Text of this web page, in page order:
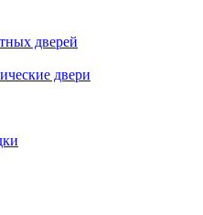
дверей
двери